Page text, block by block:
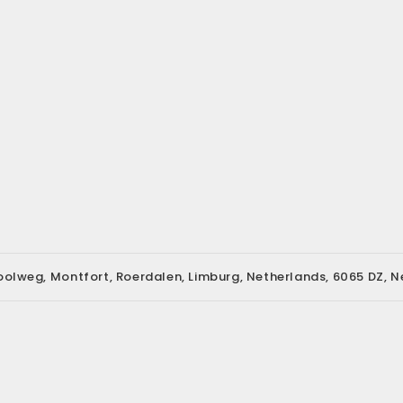
Montfort, Roerdalen, Limburg, Netherlands, 6065 DZ,